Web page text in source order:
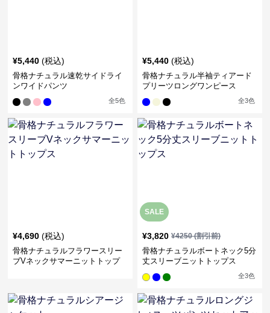
¥5,440 (税込)
骨格ナチュラル速乾サイドライ
ンワイドパンツ
全5色
¥5,440 (税込)
骨格ナチュラル半袖ティアード
プリーツロングワンピース
全3色
¥4,690 (税込)
骨格ナチュラルフラワースリー
ブVネックサマーニットトップ
SALE
¥3,820 ¥4250(割引前)
骨格ナチュラルボートネック5分
丈スリーブニットトップス
全3色